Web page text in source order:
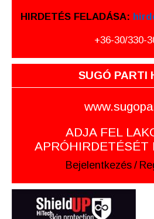
HIRDETÉS FELADÁSA:
+36-30/330-
SUGÓ PARTI
ADJA FEL
APRÓHIRDETÉSÉT
Bejelentkezés /